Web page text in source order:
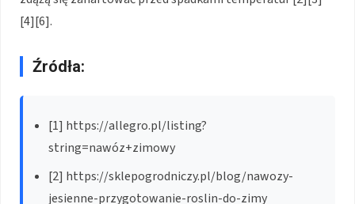
[4][6].
Źródła:
[1] https://allegro.pl/listing?
string=nawóz+zimowy
[2] https://sklepogrodniczy.pl/blog/nawozy-
jesienne-przygotowanie-roslin-do-zimy